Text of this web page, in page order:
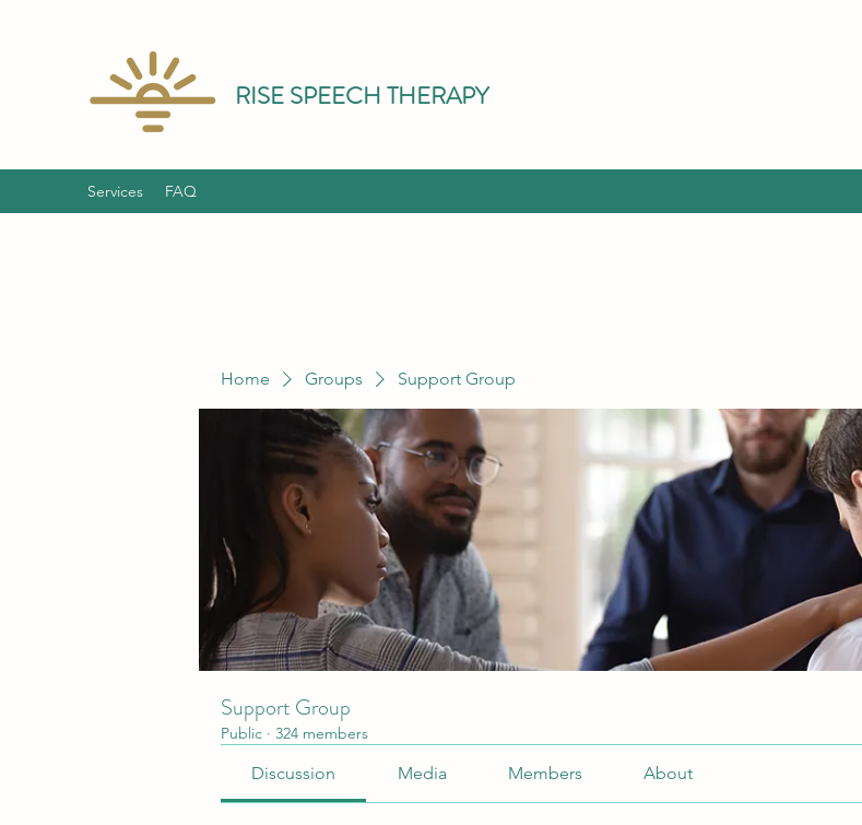
RISE SPEECH THERAPY
Services FAQ
Home Groups Support Group
Support Group
Public · 324 members
Discussion Media Members About